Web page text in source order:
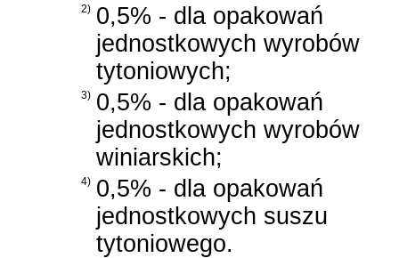
2) 0,5% - dla opakowań
jednostkowych wyrobów
tytoniowych;
3) 0,5% - dla opakowań
jednostkowych wyrobów
winiarskich;
4) 0,5% - dla opakowań
jednostkowych suszu
tytoniowego.